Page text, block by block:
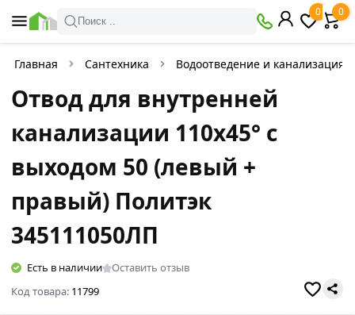
Поиск ..
0 0
Главная Сантехника Водоотведение и канализация
Отвод для внутренней
канализации 110х45° с
выходом 50 (левый +
правый) Политэк
345111050ЛП
Есть в наличии
Оставить отзыв
Код товара: 11799